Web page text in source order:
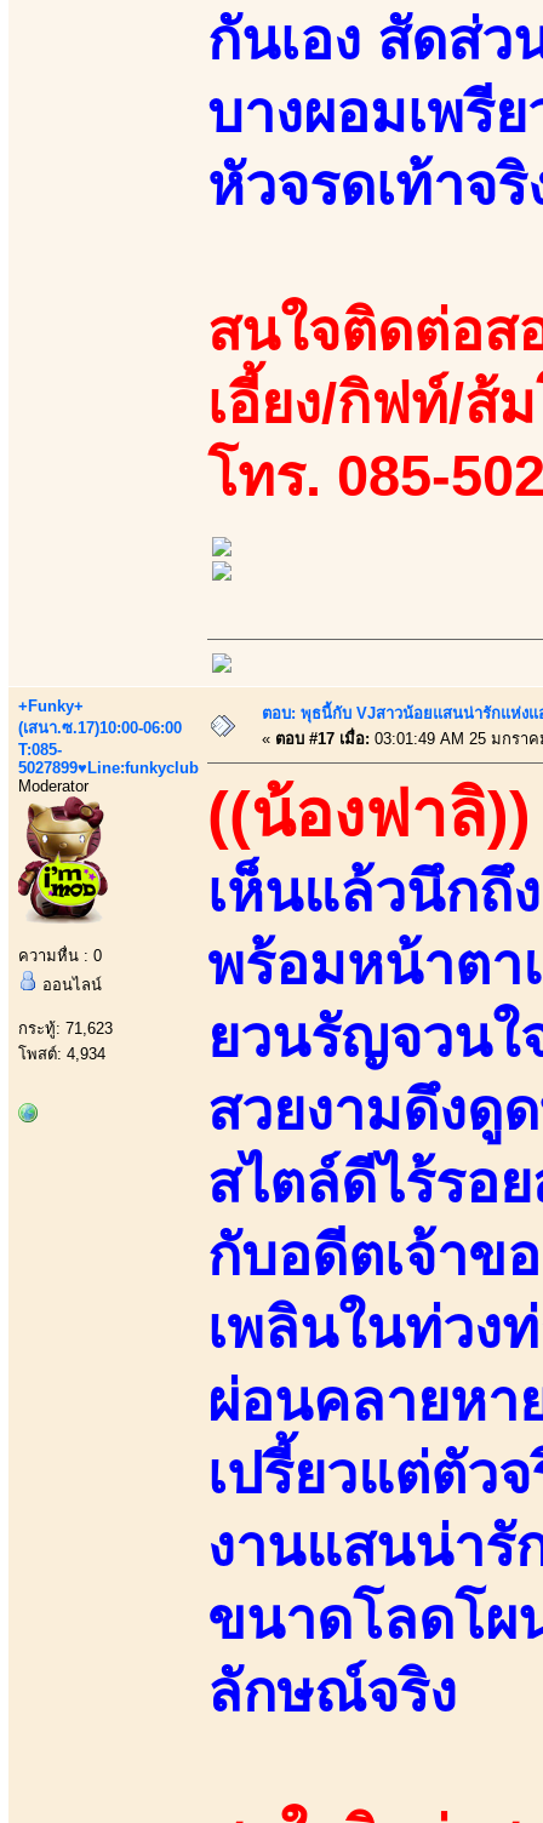
กันเอง สัดส่ว
บางผอมเพรี
หัวจรดเท้าจริ
สนใจติดต่อส
เอี้ยง/กิฟท์/ส้
โทร. 085-
+Funky+
(เสนา.ซ.17)10:00-06:00
T:085-
5027899♥Line:funkyclub
Moderator
ความหื่น : 0
ออนไลน์
กระทู้: 71,623
โพสต์: 4,934
ตอบ: พุธนี้กับ VJสาวน้อยแสนน่ารักแห่งแ
« ตอบ #17 เมื่อ: 03:01:49 AM 25 มกรา
((น้องฟาลิ))
เห็นแล้วนึกถึ
พร้อมหน้าตา
ยวนรัญจวนใ
สวยงามดึงดู
สไตล์ดีไร้รอ
กับอดีตเจ้าข
เพลินในท่วง
ผ่อนคลายหา
เปรี้ยวแต่ตัว
งานแสนน่ารั
ขนาดโลดโผ
ลักษณ์จริง